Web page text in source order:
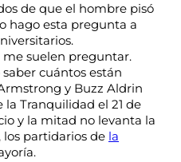
de que el hombre pisó
hago esta pregunta a
me suelen preguntar.
cuántos están
y Buzz Aldrin
Tranquilidad el 21 de
y la mitad no levanta la
los partidarios de la